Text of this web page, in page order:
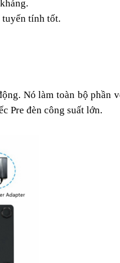
tuyến tính tốt.
Nó làm toàn bộ phần
Pre đèn công suất lớn.